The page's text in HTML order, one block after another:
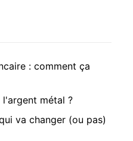
: comment ça
métal ?
va changer (ou pas)